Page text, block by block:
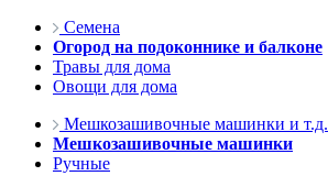
Семена
Огород на подоконнике и балконе
Травы для дома
Овощи для дома
Мешкозашивочные машинки и т.д.
Мешкозашивочные машинки
Ручные